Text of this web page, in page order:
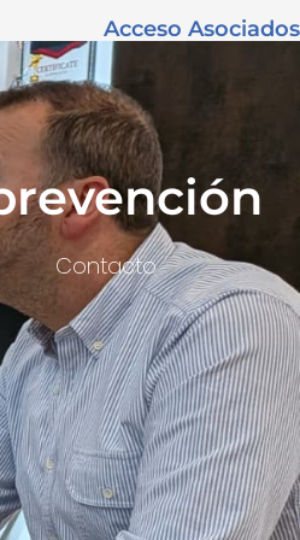
Acceso Asociados
Contacto